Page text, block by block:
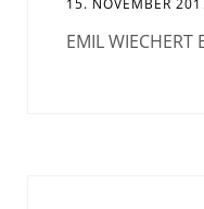
15. NOVEMBER
EMIL WIECHERT